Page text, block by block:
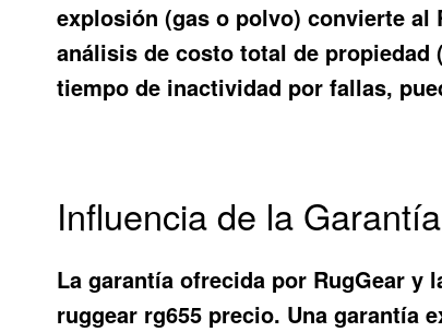
explosión (gas o polvo) convierte al
análisis de costo total de
tiempo de inactividad por fallas,
Influencia de la
La garantía ofrecida por RugGear
ruggear rg655 precio. Una garantía